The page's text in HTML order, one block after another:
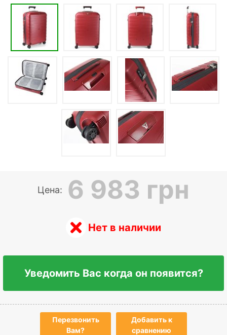
Цена: 6 983 грн
Нет в наличии
Уведомить Вас когда он появится?
Перезвонить
Вам?
Добавить к
сравнению